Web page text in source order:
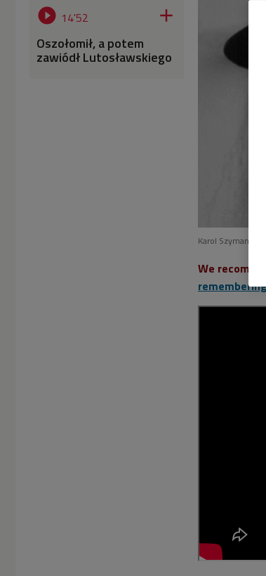
 14'52 
Oszołomił, a potem
zawiódł Lutosławskiego
Karol Szymanowski
We